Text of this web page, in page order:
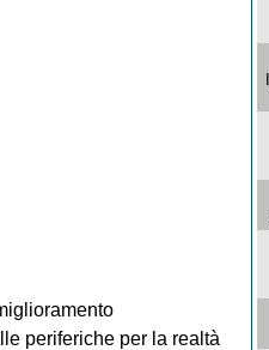
periferiche per la realtà